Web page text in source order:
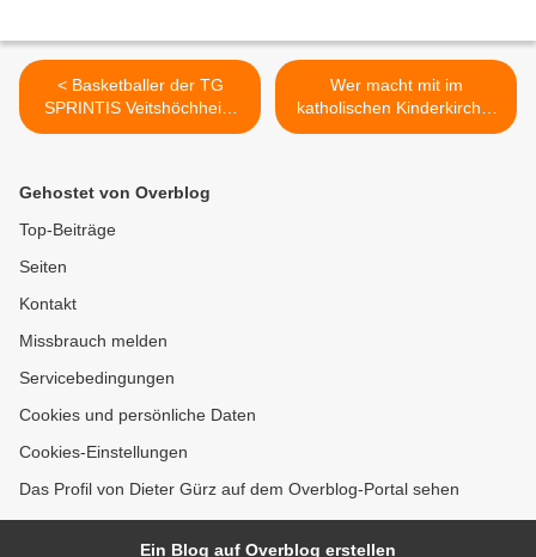
< Basketballer der TG
SPRINTIS Veitshöchheim
besiegen im
Wer macht mit im
katholischen Kinderkirche-
Team der Veitshöchheimer
Gehostet von Overblog
Top-Beiträge
Seiten
Kontakt
Missbrauch melden
Servicebedingungen
Cookies und persönliche Daten
Cookies-Einstellungen
Das Profil von Dieter Gürz auf dem Overblog-Portal sehen
Ein Blog auf Overblog erstellen